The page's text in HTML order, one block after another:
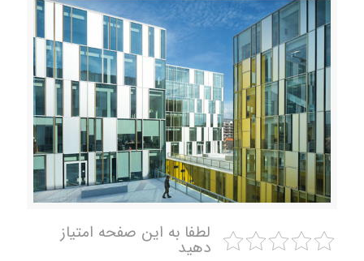
لطفا به این صفحه امتیاز
دهید